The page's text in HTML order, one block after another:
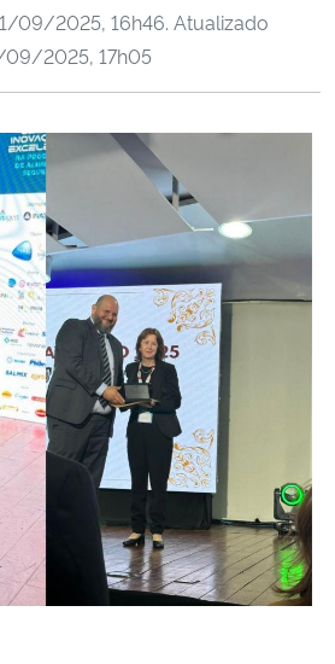
Inovações e Comunicações
Regional
e dos Direitos Humanos
09/2025, 16h46. Atualizado
09/2025, 17h05